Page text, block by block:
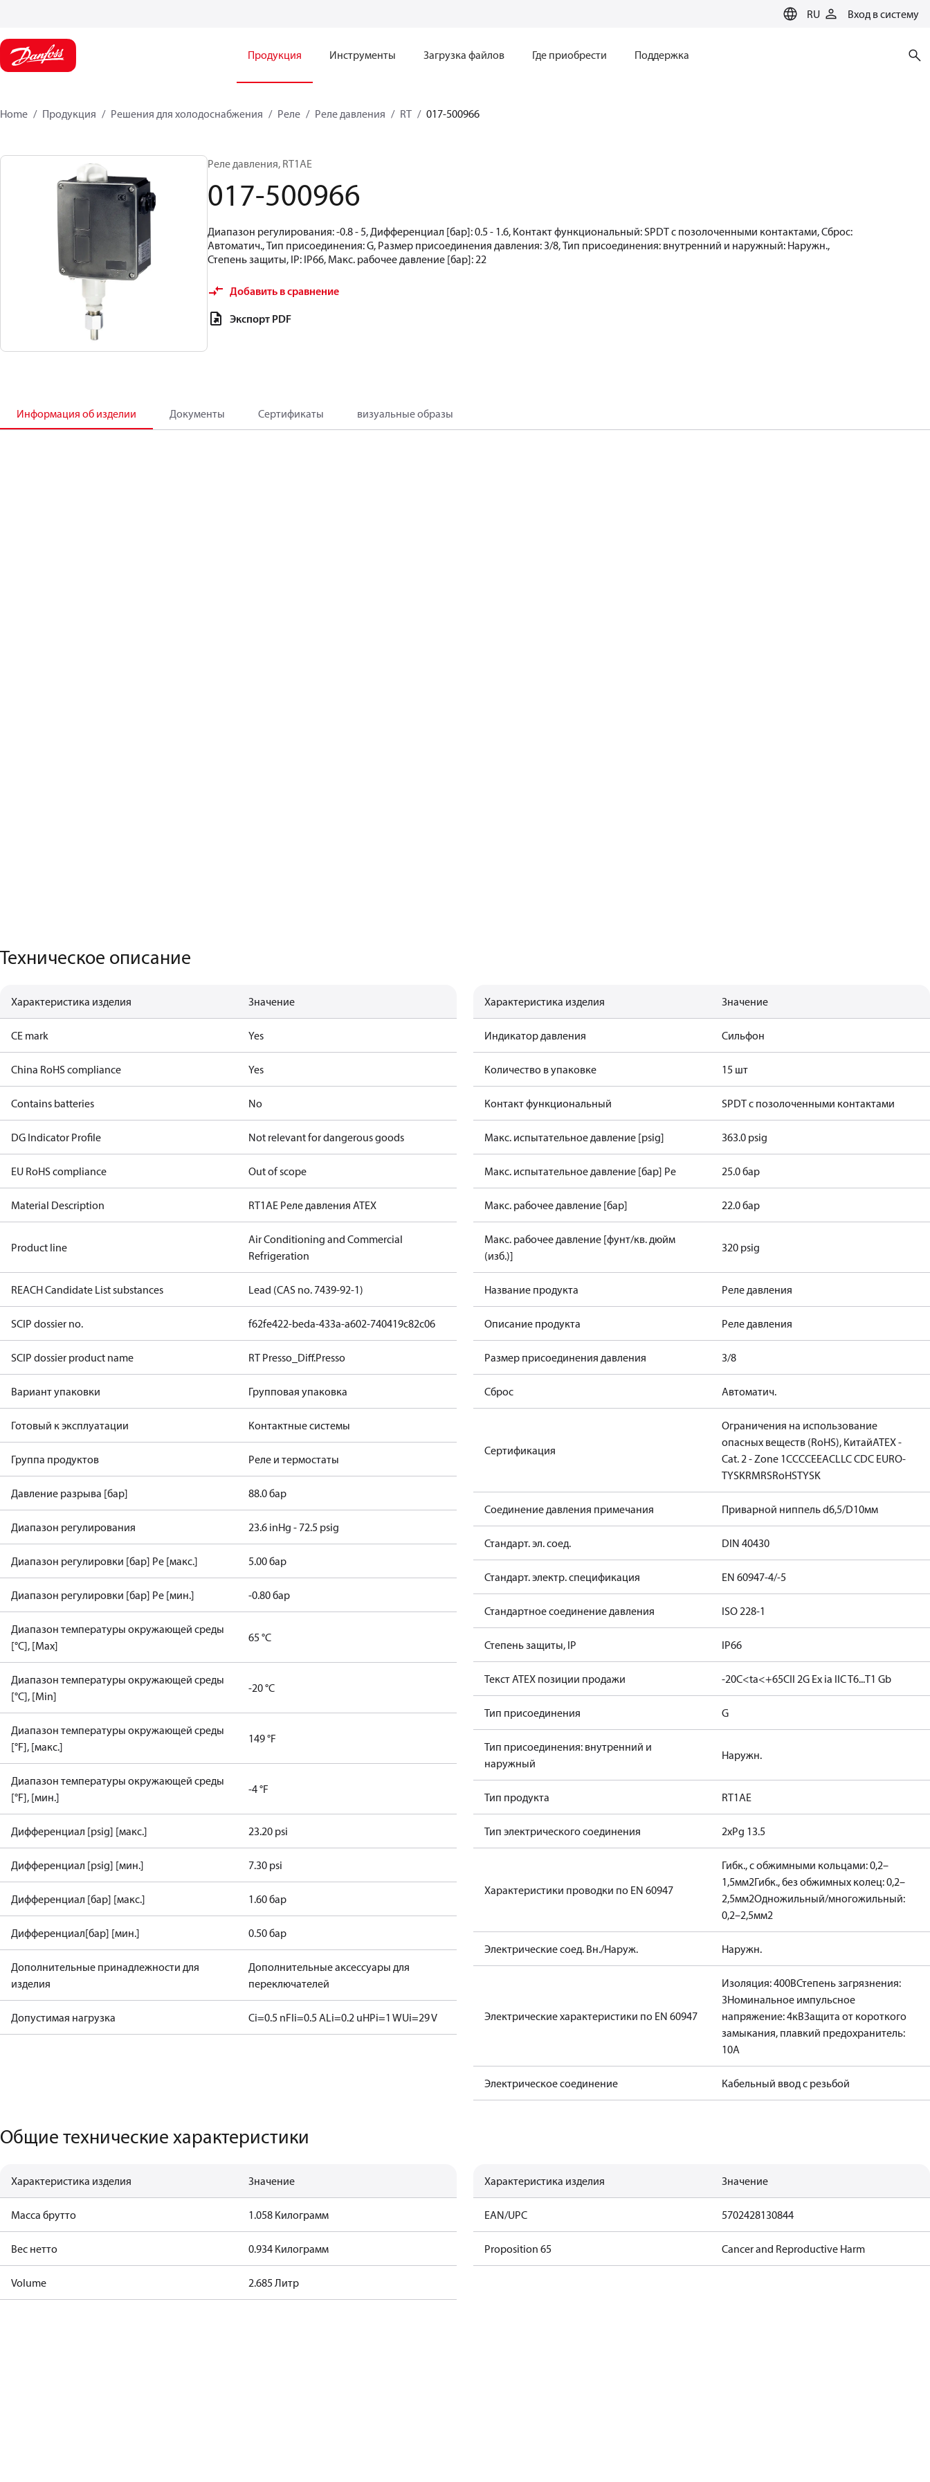
RU Вход в систему
Продукция Инструменты Загрузка файлов Где приобрести Поддержка
Home Продукция Решения для холодоснабжения Реле Реле давления RT 017-500966
Реле давления, RT1AE
017-500966
Диапазон регулирования: -0.8 - 5, Дифференциал [бар]: 0.5 - 1.6, Контакт функциональный: SPDT с позолоченными контактами, Сброс:
Автоматич., Тип присоединения: G, Размер присоединения давления: 3/8, Тип присоединения: внутренний и наружный: Наружн.,
Степень защиты, IP: IP66, Макс. рабочее давление [бар]: 22
Добавить в сравнение
Экспорт PDF
Информация об изделии Документы Сертификаты визуальные образы
Техническое описание
Характеристика изделия Значение
CE mark Yes
China RoHS compliance Yes
Contains batteries No
DG Indicator Profile Not relevant for dangerous goods
EU RoHS compliance Out of scope
Material Description RT1AE Реле давления ATEX
Product line
Air Conditioning and Commercial
Refrigeration
REACH Candidate List substances Lead (CAS no. 7439-92-1)
SCIP dossier no. f62fe422-beda-433a-a602-740419c82c06
SCIP dossier product name RT Presso_Diff.Presso
Вариант упаковки Групповая упаковка
Готовый к эксплуатации Контактные системы
Группа продуктов Реле и термостаты
Давление разрыва [бар] 88.0 бар
Диапазон регулирования 23.6 inHg - 72.5 psig
Диапазон регулировки [бар] Pe [макс.] 5.00 бар
Диапазон регулировки [бар] Pe [мин.] -0.80 бар
Диапазон температуры окружающей среды
[°C], [Max]
65 °C
Диапазон температуры окружающей среды
[°C], [Min]
-20 °C
Диапазон температуры окружающей среды
[°F], [макс.]
149 °F
Диапазон температуры окружающей среды
[°F], [мин.]
-4 °F
Дифференциал [psig] [макс.] 23.20 psi
Дифференциал [psig] [мин.] 7.30 psi
Дифференциал [бар] [макс.] 1.60 бар
Дифференциал[бар] [мин.] 0.50 бар
Дополнительные принадлежности для
изделия
Дополнительные аксессуары для
переключателей
Допустимая нагрузка Ci=0.5 nFIi=0.5 ALi=0.2 uHPi=1 WUi=29 V
Характеристика изделия Значение
Индикатор давления Сильфон
Количество в упаковке 15 шт
Контакт функциональный SPDT с позолоченными контактами
Макс. испытательное давление [psig] 363.0 psig
Макс. испытательное давление [бар] Pe 25.0 бар
Макс. рабочее давление [бар] 22.0 бар
Макс. рабочее давление [фунт/кв. дюйм
(изб.)]
320 psig
Название продукта Реле давления
Описание продукта Реле давления
Размер присоединения давления 3/8
Сброс Автоматич.
Сертификация
Ограничения на использование
опасных веществ (RoHS), КитайATEX -
Cat. 2 - Zone 1CCCCEEACLLC CDC EURO-
TYSKRMRSRoHSTYSK
Соединение давления примечания Приварной ниппель d6,5/D10мм
Стандарт. эл. соед. DIN 40430
Стандарт. электр. спецификация EN 60947-4/-5
Стандартное соединение давления ISO 228-1
Степень защиты, IP IP66
Текст ATEX позиции продажи -20C<ta<+65CII 2G Ex ia IIC T6...T1 Gb
Тип присоединения G
Тип присоединения: внутренний и
наружный
Наружн.
Тип продукта RT1AE
Тип электрического соединения 2xPg 13.5
Характеристики проводки по EN 60947
Гибк., с обжимными кольцами: 0,2–
1,5мм2Гибк., без обжимных колец: 0,2–
2,5мм2Одножильный/многожильный:
0,2–2,5мм2
Электрические соед. Вн./Наруж. Наружн.
Электрические характеристики по EN 60947
Изоляция: 400ВСтепень загрязнения:
3Номинальное импульсное
напряжение: 4кВЗащита от короткого
замыкания, плавкий предохранитель:
10A
Электрическое соединение Кабельный ввод с резьбой
Общие технические характеристики
Характеристика изделия Значение
Масса брутто 1.058 Килограмм
Вес нетто 0.934 Килограмм
Volume 2.685 Литр
Характеристика изделия Значение
EAN/UPC 5702428130844
Proposition 65 Cancer and Reproductive Harm